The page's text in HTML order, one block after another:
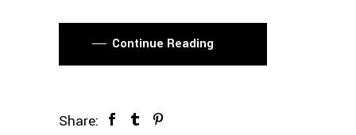
Continue Reading
Share: